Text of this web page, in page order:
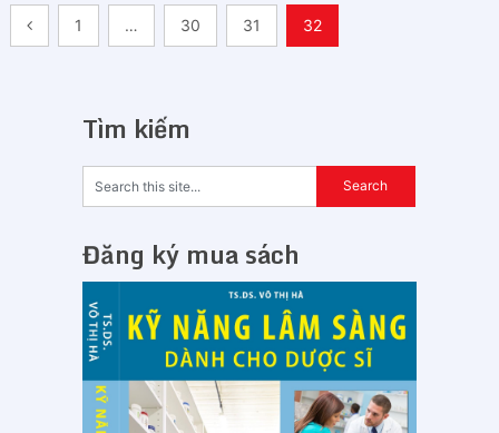
Điều
1 … 30 31 32
Tìm kiếm
Đăng ký mua sách